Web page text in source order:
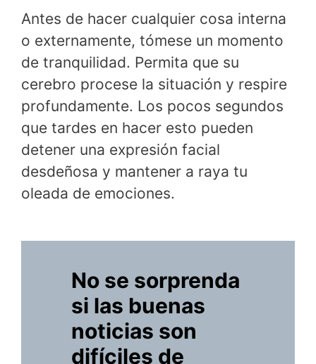
Antes de hacer cualquier cosa interna
o externamente, tómese un momento
de tranquilidad. Permita que su
cerebro procese la situación y respire
profundamente. Los pocos segundos
que tardes en hacer esto pueden
detener una expresión facial
desdeñosa y mantener a raya tu
oleada de emociones.
No se sorprenda
si las buenas
noticias son
difíciles de